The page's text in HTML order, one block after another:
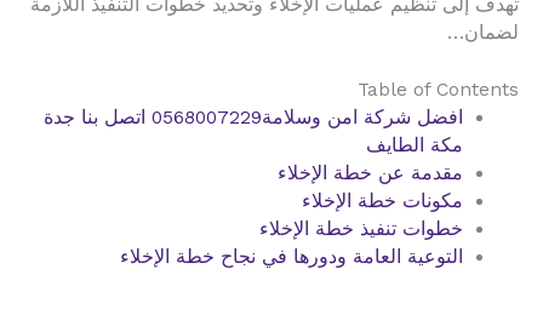
تهدف إلى تنظيم عمليات الإخلاء وتحديد خطوات التنفيذ اللازمة
لضمان…
Table of Contents
افضل شركة امن وسلامة0568007229 اتصل بنا جدة
مكة الطايف
مقدمة عن خطة الإخلاء
مكونات خطة الإخلاء
خطوات تنفيذ خطة الإخلاء
التوعية العامة ودورها في نجاح خطة الإخلاء